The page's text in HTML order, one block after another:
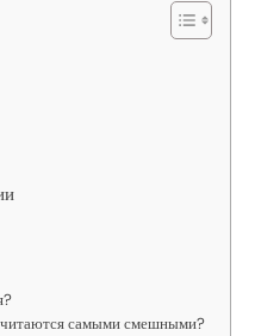
самыми смешными?